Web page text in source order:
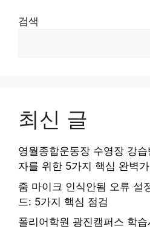
검색
최신 글
영월종합운동장 수영장 강
자를 위한 5가지 핵심 완벽
줌 마이크 인식안됨 오류 설
드: 5가지 핵심 점검
폴리어학원 광진캠퍼스 학